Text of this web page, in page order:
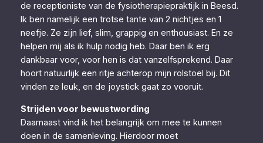
de receptioniste van de fysiotherapiepraktijk in Beesd.
Ik ben namelijk een trotse tante van 2 nichtjes en 1
neefje. Ze zijn lief, slim, grappig en enthousiast. En ze
helpen mij als ik hulp nodig heb. Daar ben ik erg
dankbaar voor, voor hen is dat vanzelfsprekend. Daar
hoort natuurlijk een ritje achterop mijn rolstoel bij. Dit
vinden ze leuk, en de joystick gaat zo vooruit.
Strijden voor bewustwording
Daarnaast vind ik het belangrijk om mee te kunnen
doen in de samenleving. Hierdoor moet